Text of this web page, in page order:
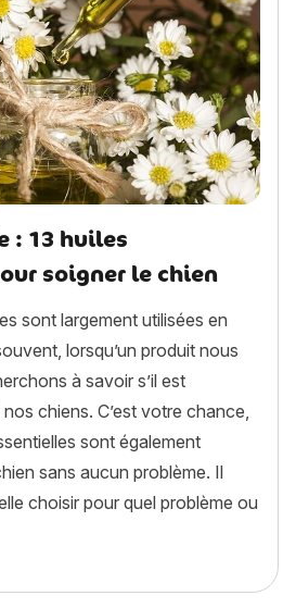
: 13 huiles
soigner le chien
sont largement utilisées en
lorsqu’un produit nous
à savoir s’il est
chiens. C’est votre chance,
sont également
sans aucun problème. Il
choisir pour quel problème ou